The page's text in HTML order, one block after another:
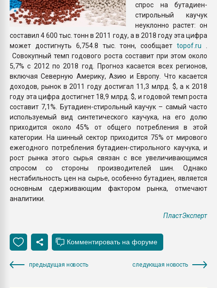
спрос на бутадиен-
стирольный каучук
неуклонно растет: он
составил 4 600 тыс. тонн в 2011 году, а в 2018 году эта цифра
может достигнуть 6,754.8 тыс. тонн, сообщаетtopof.ru
Совокупный темп годового роста составит при этом около
5,7% с 2012 по 2018 год. Прогноз касается всех регионов,
включая Северную Америку, Азию и Европу. Что касается
доходов, рынок в 2011 году достигал 11,3 млрд. $, а к 2018
году эта цифра достигнет 18,9 млрд. $, и годовой темп роста
составит 7,1%. Бутадиен-стирольный каучук – самый часто
используемый вид синтетического каучука, на его долю
приходится около 45% от общего потребления в этой
категории. На шинный сектор приходится 75% от мирового
ежегодного потребления бутадиен-стирольного каучука, и
рост рынка этого сырья связан с все увеличивающимся
спросом со стороны производителей шин. Однако
нестабильность цен на сырье, особенно бутадиен, является
основным сдерживающим фактором рынка, отмечают
аналитики.
ПластЭксперт
предыдущая новость следующая новость